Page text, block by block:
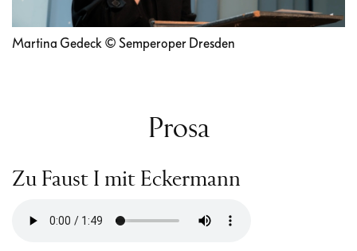
Martina Gedeck © Semperoper Dresden
Prosa
Zu Faust I mit Eckermann